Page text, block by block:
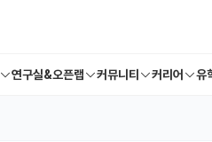
연구실&오픈랩 커뮤니티 커리어 유